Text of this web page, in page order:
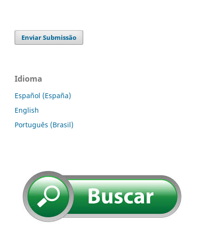
Enviar Submissão
Idioma
Español (España)
English
Português (Brasil)